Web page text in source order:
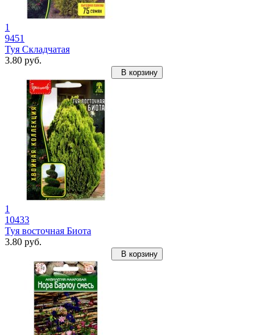
1
9451
Туя Складчатая
3.80 руб.
В корзину
1
10433
Туя восточная Биота
3.80 руб.
В корзину